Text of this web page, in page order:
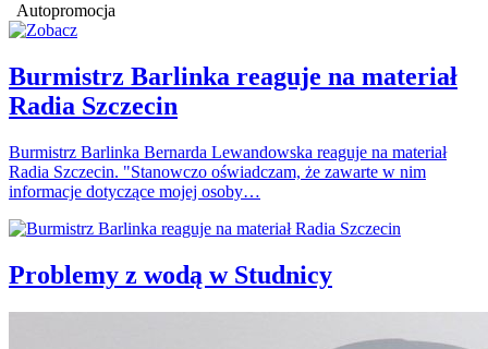
Autopromocja
Burmistrz Barlinka reaguje na materiał
Radia Szczecin
Burmistrz Barlinka Bernarda Lewandowska reaguje na materiał
Radia Szczecin. "Stanowczo oświadczam, że zawarte w nim
informacje dotyczące mojej osoby…
Problemy z wodą w Studnicy